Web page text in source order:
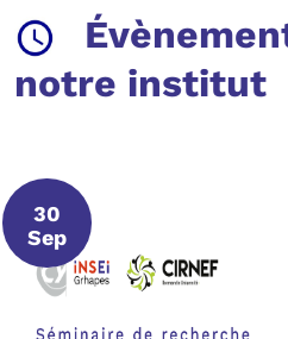
notre institut
30 septembre 2026
30
Sep